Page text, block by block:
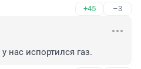
+45 –3
нас испортился газ.